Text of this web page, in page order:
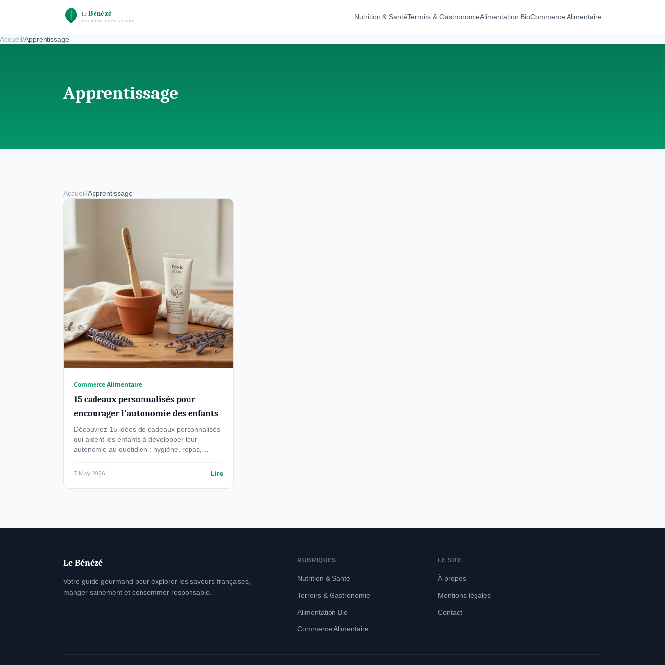
Nutrition & SantéTerroirs & GastronomieAlimentation BioCommerce Alimentaire
Accueil/Apprentissage
Apprentissage
Accueil/Apprentissage
Commerce Alimentaire
15 cadeaux personnalisés pour
encourager l'autonomie des enfants
Découvrez 15 idées de cadeaux personnalisés
qui aident les enfants à développer leur
autonomie au quotidien : hygiène, repas,
7 May 2026 Lire
Le Bénézé
Votre guide gourmand pour explorer les saveurs françaises,
manger sainement et consommer responsable.
RUBRIQUES
Nutrition & Santé
Terroirs & Gastronomie
Alimentation Bio
Commerce Alimentaire
LE SITE
À propos
Mentions légales
Contact